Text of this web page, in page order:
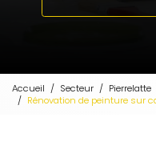
Accueil Secteur
Pierrelatte
Rénovation de peinture sur